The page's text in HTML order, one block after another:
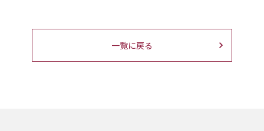
一覧に戻る